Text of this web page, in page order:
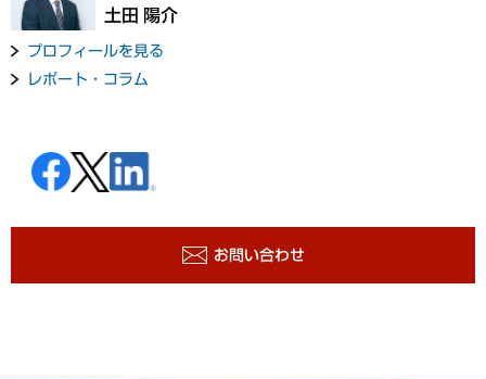
土田 陽介
プロフィールを見る
レポート・コラム
お問い合わせ